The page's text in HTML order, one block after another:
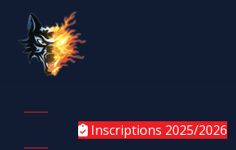
Inscriptions 2025/2026